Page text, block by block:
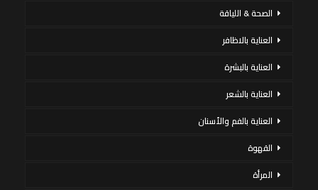
الصحة & اللياقة
العناية بالاظافر
العناية بالبشرة
العناية بالشعر
العناية بالفم والأسنان
القهوة
المرأة